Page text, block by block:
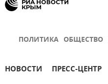
ПОЛИТИКА ОБЩЕСТВО
НОВОСТИ ПРЕСС-ЦЕНТР